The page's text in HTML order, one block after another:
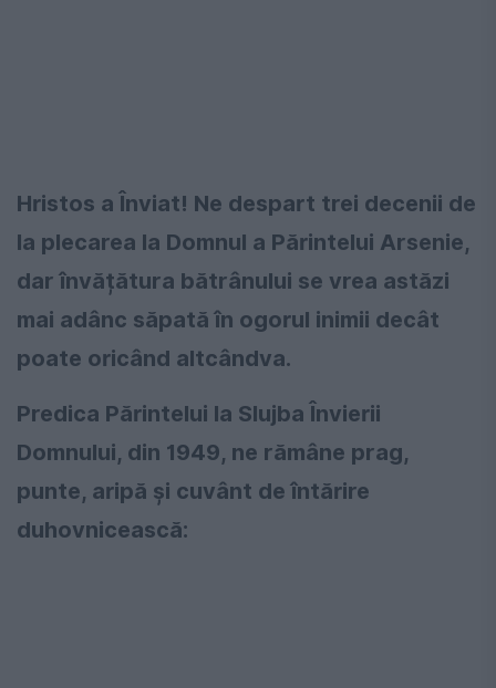
Hristos a Înviat! Ne despart trei decenii de
la plecarea la Domnul a Părintelui Arsenie,
dar învățătura bătrânului se vrea astăzi
mai adânc săpată în ogorul inimii decât
poate oricând altcândva.
Predica Părintelui la Slujba Învierii
Domnului, din 1949, ne rămâne prag,
punte, aripă și cuvânt de întărire
duhovnicească: